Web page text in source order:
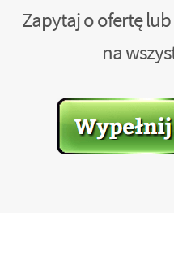
Zapytaj o ofertę
na